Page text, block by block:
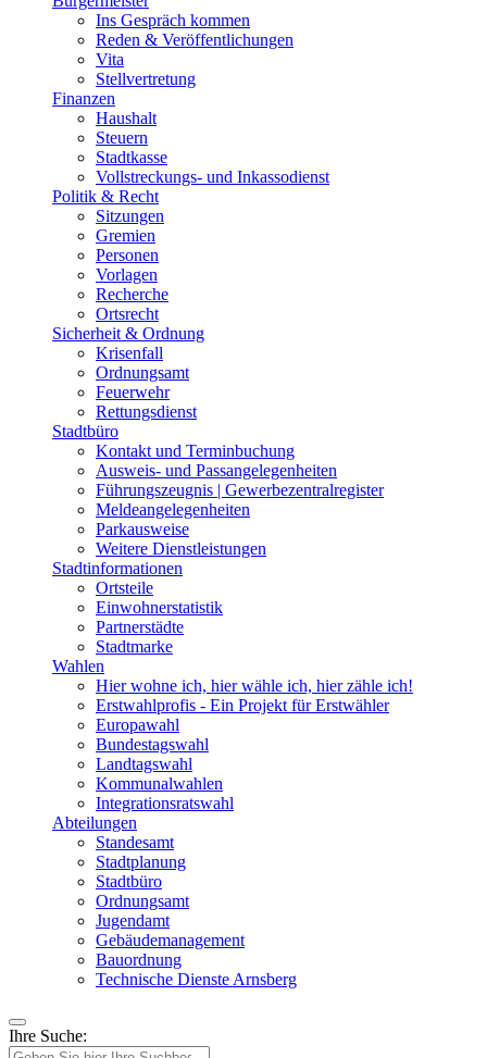
Ins Gespräch kommen
Reden & Veröffentlichungen
Vita
Stellvertretung
Finanzen
Haushalt
Steuern
Stadtkasse
Vollstreckungs- und Inkassodienst
Politik & Recht
Sitzungen
Gremien
Personen
Vorlagen
Recherche
Ortsrecht
Sicherheit & Ordnung
Krisenfall
Ordnungsamt
Feuerwehr
Rettungsdienst
Stadtbüro
Kontakt und Terminbuchung
Ausweis- und Passangelegenheiten
Führungszeugnis | Gewerbezentralregister
Meldeangelegenheiten
Parkausweise
Weitere Dienstleistungen
Stadtinformationen
Ortsteile
Einwohnerstatistik
Partnerstädte
Stadtmarke
Wahlen
Hier wohne ich, hier wähle ich, hier zähle ich!
Erstwahlprofis - Ein Projekt für Erstwähler
Europawahl
Bundestagswahl
Landtagswahl
Kommunalwahlen
Integrationsratswahl
Abteilungen
Standesamt
Stadtplanung
Stadtbüro
Ordnungsamt
Jugendamt
Gebäudemanagement
Bauordnung
Technische Dienste Arnsberg
Ihre Suche: